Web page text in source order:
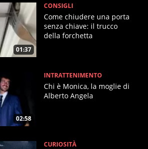
01:37
CONSIGLI
Come chiudere una porta
senza chiave: il trucco
della forchetta
02:58
INTRATTENIMENTO
Chi è Monica, la moglie di
Alberto Angela
CURIOSITÀ